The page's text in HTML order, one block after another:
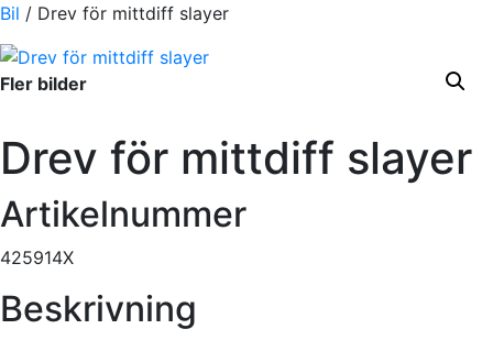
Bil / Drev för mittdiff slayer
Fler bilder
Drev för mittdiff slayer
Artikelnummer
425914X
Beskrivning